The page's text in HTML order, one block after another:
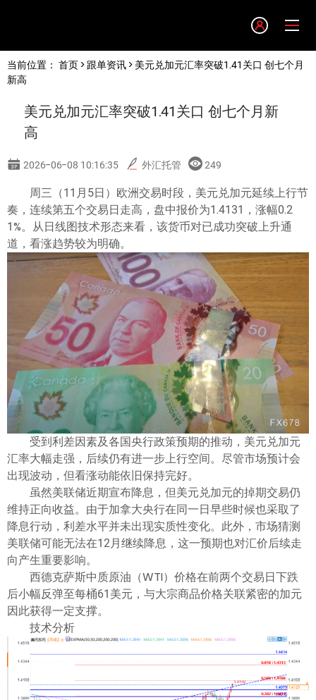
English
简体中文
한글
日本語
Tiếng việt
ไทย
当前位置： 首页> 跟单资讯> 美元兑加元汇率突破1.41关口 创七个月
新高
美元兑加元汇率突破1.41关口 创七个月新
高
2026-06-08 10:16:35 外汇托管 249
周三（11月5日）欧洲交易时段，美元兑加元延续上行节
奏，连续第五个交易日走高，盘中报价为1.4131，涨幅0.2
1%。从日线图技术形态来看，该货币对已成功突破上升通
道，看涨趋势较为明确。
受到利差因素及各国央行政策预期的推动，美元兑加元
汇率大幅走强，后续仍有进一步上行空间。尽管市场预计会
出现波动，但看涨动能依旧保持完好。
虽然美联储近期宣布降息，但美元兑加元的掉期交易仍
维持正向收益。由于加拿大央行在同一日早些时候也采取了
降息行动，利差水平并未出现实质性变化。此外，市场猜测
美联储可能无法在12月继续降息，这一预期也对汇价后续走
向产生重要影响。
西德克萨斯中质原油（WTI）价格在前两个交易日下跌
后小幅反弹至每桶61美元，与大宗商品价格关联紧密的加元
因此获得一定支撑。
技术分析